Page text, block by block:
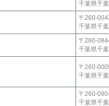
千葉県千
〒260-
千葉県千
〒260-
千葉県千
〒260-
千葉県千
〒260-
千葉県千